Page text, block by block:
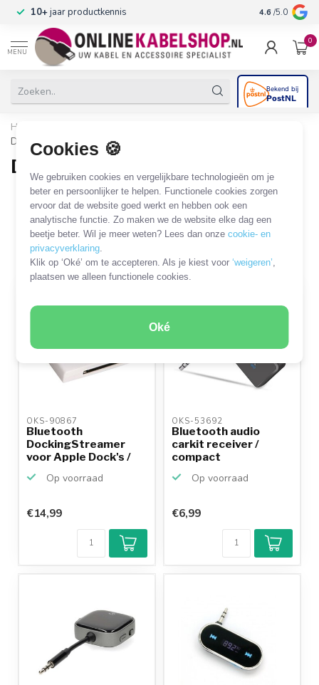
Cookies 🍪
We gebruiken cookies en vergelijkbare technologieën om je
beter en persoonlijker te helpen. Functionele cookies zorgen
ervoor dat de website goed werkt en hebben ook een
analytische functie. Zo maken we de website elke dag een
beetje beter. Wil je meer weten? Lees dan onzecookie- en
privacyverklaring.
Klik op ‘Oké’ om te accepteren. Als je kiest voor‘weigeren’,
plaatsen we alleen functionele cookies.
Oké
10+jaar productkennis 4.6 /5.0
MENU
0
Home
Draadloos audio streamen
Draadloos audio streamen
Bluetooth FM transmitter
18 PRODUCTEN
Filters
OKS-90867
Bluetooth
DockingStreamer
voor Apple Dock's /
Op voorraad
€14,99
OKS-53692
Bluetooth audio
carkit receiver /
compact
Op voorraad
€6,99